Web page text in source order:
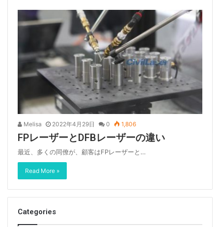
Melisa 2022年4月29日 0 1,806
FPレーザーとDFBレーザーの違い
最近、多くの同僚が、顧客はFPレーザーと…
Read More »
Categories